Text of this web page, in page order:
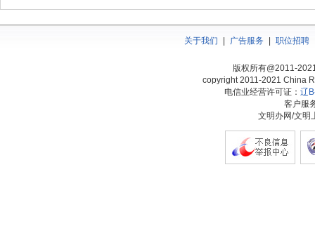
关于我们 广告服务 职位招聘
版权所有@2011-
copyright 2011-2021 China
电信业经营许可证： 辽
客户服
文明办网/文明